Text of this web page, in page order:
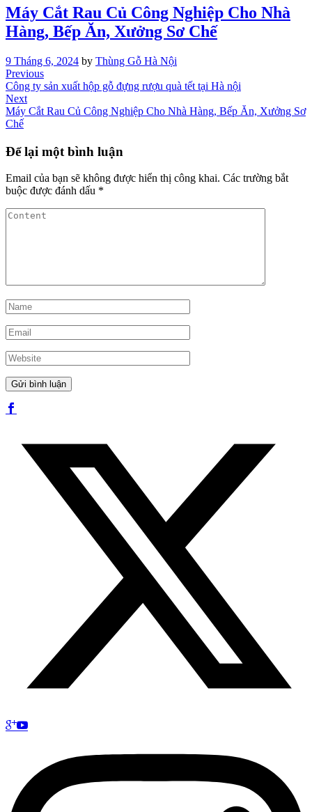
Máy Cắt Rau Củ Công Nghiệp Cho Nhà
Hàng, Bếp Ăn, Xưởng Sơ Chế
9 Tháng 6, 2024 by Thùng Gỗ Hà Nội
Điều
hướng
bài
viết
Previous
Post
Previous
Công ty sản xuất hộp gỗ đựng rượu quà tết tại Hà nội
Next
Post
Next
Máy Cắt Rau Củ Công Nghiệp Cho Nhà Hàng, Bếp Ăn, Xưởng Sơ
Chế
Để lại một bình luận
Email của bạn sẽ không được hiển thị công khai. Các trường bắt
buộc được đánh dấu *